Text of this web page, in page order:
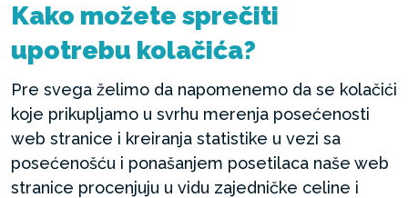
Kako možete sprečiti
upotrebu kolačića?
Pre svega želimo da napomenemo da se kolačići
koje prikupljamo u svrhu merenja posećenosti
web stranice i kreiranja statistike u vezi sa
posećenošću i ponašanjem posetilaca naše web
stranice procenjuju u vidu zajedničke celine i